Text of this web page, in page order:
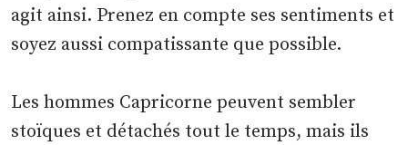
agit ainsi. Prenez en compte ses sentiments et
soyez aussi compatissante que possible.
Les hommes Capricorne peuvent sembler
stoïques et détachés tout le temps, mais ils